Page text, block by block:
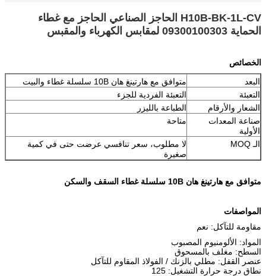
H10B-BK-1L-CV الحاجز الصناعي الحاجز مع غطاء
الحماية 09300100303 لمقابس الكهرباء والمقبس
الخصائص
البعد
متوافق مع هارتينغ هان 10B سلسلة غطاء والبيت
التعبئة
التعبئة الفردية للجزء
الشعار والأرقام
الطباعة بالليزر
صناعة المعدات
الأولية
متاحة
الـ MOQ
لا مطلوب، سعر تنافسي عرضت حتى في كمية
صغيرة
متوافق مع هارتينغ هان 10B سلسلة غطاء السقف والسكن
المواصفات
مقاومة للتآكل: نعم
المواد: الألومنيوم المصبوب
السطح: مغلف بالمسحوق
عنصر القفل: مطلي بالزنك / الفولاذ المقاوم للتآكل
نطاق درجة حرارة التشغيل: 125